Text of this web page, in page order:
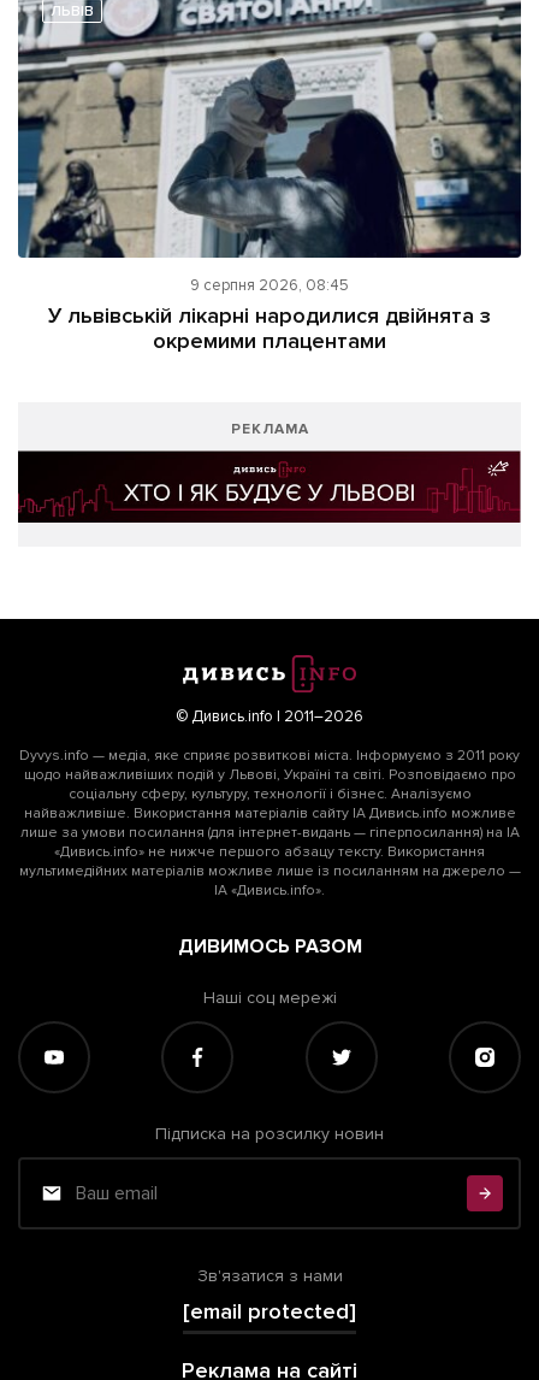
ЛЬВІВ
9 серпня 2026, 08:45
У львівській лікарні народилися двійнята з
окремими плацентами
РЕКЛАМА
© Дивись.info | 2011–2026
Dyvys.info — медіа, яке сприяє розвиткові міста. Інформуємо з 2011 року
щодо найважливіших подій у Львові, Україні та світі. Розповідаємо про
соціальну сферу, культуру, технології і бізнес. Аналізуємо
найважливіше. Використання матеріалів сайту ІА Дивись.info можливе
лише за умови посилання (для інтернет-видань — гіперпосилання) на ІА
«Дивись.info» не нижче першого абзацу тексту. Використання
мультимедійних матеріалів можливе лише із посиланням на джерело —
ІА «Дивись.info».
ДИВИМОСЬ РАЗОМ
Наші соц мережі
Підписка на розсилку новин
Зв'язатися з нами
[email protected]
Реклама на сайті